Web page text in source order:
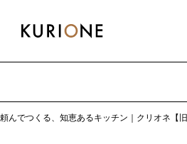
頼んでつくる、知恵あるキッチン｜クリオネ【